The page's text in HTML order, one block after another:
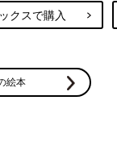
クスで購入
絵本